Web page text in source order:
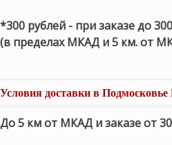
*300 рублей - при заказе до
(в пределах МКАД и 5 км. от
Условия доставки в
До 5 км от МКАД и заказе от